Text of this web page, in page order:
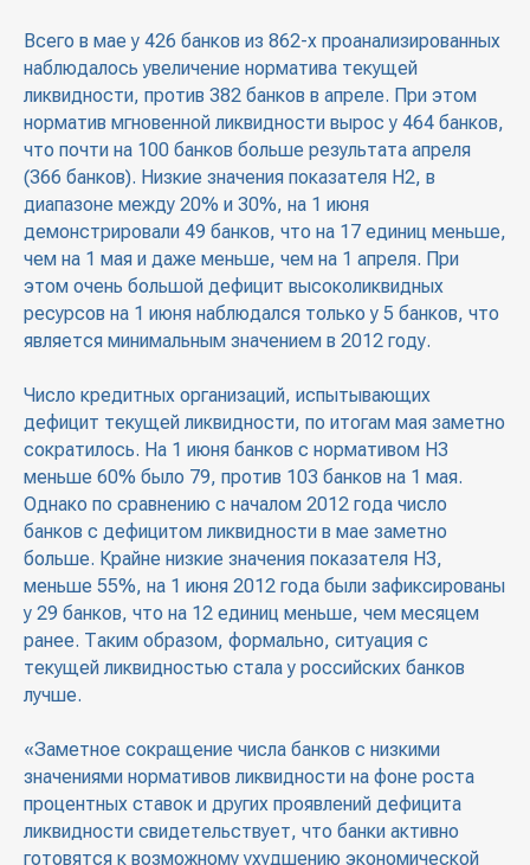
Всего в мае у 426 банков из 862-х проанализированных
наблюдалось увеличение норматива текущей
ликвидности, против 382 банков в апреле. При этом
норматив мгновенной ликвидности вырос у 464 банков,
что почти на 100 банков больше результата апреля
(366 банков). Низкие значения показателя Н2, в
диапазоне между 20% и 30%, на 1 июня
демонстрировали 49 банков, что на 17 единиц меньше,
чем на 1 мая и даже меньше, чем на 1 апреля. При
этом очень большой дефицит высоколиквидных
ресурсов на 1 июня наблюдался только у 5 банков, что
является минимальным значением в 2012 году.
Число кредитных организаций, испытывающих
дефицит текущей ликвидности, по итогам мая заметно
сократилось. На 1 июня банков с нормативом Н3
меньше 60% было 79, против 103 банков на 1 мая.
Однако по сравнению с началом 2012 года число
банков с дефицитом ликвидности в мае заметно
больше. Крайне низкие значения показателя Н3,
меньше 55%, на 1 июня 2012 года были зафиксированы
у 29 банков, что на 12 единиц меньше, чем месяцем
ранее. Таким образом, формально, ситуация с
текущей ликвидностью стала у российских банков
лучше.
«Заметное сокращение числа банков с низкими
значениями нормативов ликвидности на фоне роста
процентных ставок и других проявлений дефицита
ликвидности свидетельствует, что банки активно
готовятся к возможному ухудшению экономической